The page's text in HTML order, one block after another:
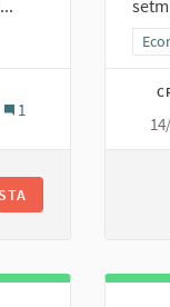
Formació continua
I SERVEIS DEL
1